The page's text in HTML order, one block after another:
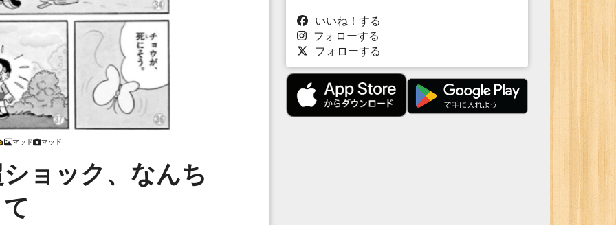
マッド マッド
ョック、なんち
て
いいね！する
フォローする
フォローする